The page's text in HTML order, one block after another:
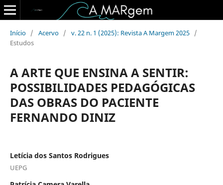
Início / Acervo / v. 22 n. 1 (2025): Revista A Margem 2025 /
Estudos
A ARTE QUE ENSINA A SENTIR:
POSSIBILIDADES PEDAGÓGICAS
DAS OBRAS DO PACIENTE
FERNANDO DINIZ
Letícia dos Santos Rodrigues
UEPG